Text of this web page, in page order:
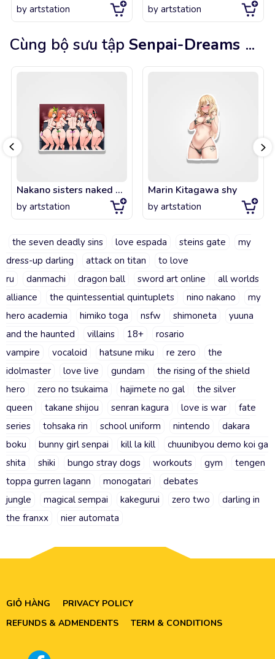
by artstation by artstation
Cùng bộ sưu tập Senpai-Dreams ...
Nakano sisters naked ecchi
by artstation
Marin Kitagawa shy
by artstation
the seven deadly sins love espada steins gate
my
dress-up darling
attack on titan
to love
ru
danmachi dragon ball sword art online
all worlds
alliance
the quintessential quintuplets nino nakano
my
hero academia
himiko toga nsfw shimoneta
yuuna
and the haunted
villains 18+
rosario
vampire
vocaloid hatsune miku re zero
the
idolmaster
love live gundam
the rising of the shield
hero
zero no tsukaima hajimete no gal
the silver
queen
takane shijou senran kagura love is war
fate
series
tohsaka rin school uniform nintendo
dakara
boku
bunny girl senpai kill la kill
chuunibyou demo koi ga
shita
shiki bungo stray dogs workouts gym
tengen
toppa gurren lagann
monogatari
debates
jungle
magical sempai kakegurui zero two
darling in
the franxx
nier automata
GIỎ HÀNG
PRIVACY POLICY
REFUNDS & ADMENDENTS
TERM & CONDITIONS